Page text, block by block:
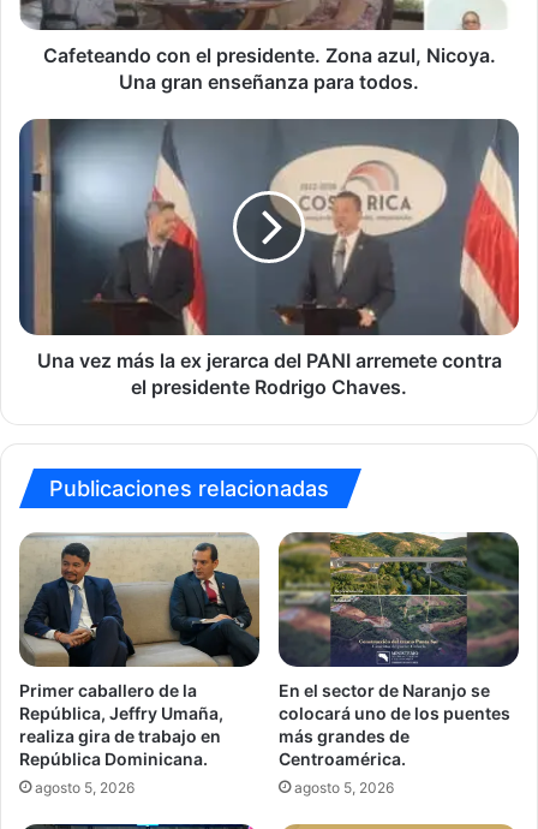
gran
enseñanza
Cafeteando con el presidente. Zona azul, Nicoya.
Una gran enseñanza para todos.
Una
vez
más
arremete
contra
Una vez más la ex jerarca del PANI arremete contra
el presidente Rodrigo Chaves.
Publicaciones relacionadas
Primer caballero de la
República, Jeffry Umaña,
realiza gira de trabajo en
República Dominicana.
agosto 5, 2026
En el sector de Naranjo se
colocará uno de los puentes
más grandes de
Centroamérica.
agosto 5, 2026